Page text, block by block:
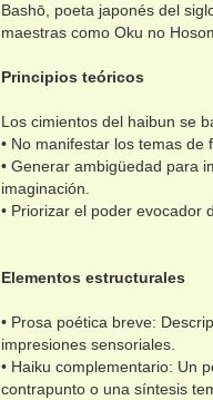
Bashō, poeta japonés del
maestras como Oku no
Principios teóricos
Los cimientos del haibun se
• No manifestar los temas
• Generar ambigüedad para
imaginación.
• Priorizar el poder evocador
Elementos estructurales
• Prosa poética breve:
impresiones sensoriales.
• Haiku complementario: Un
contrapunto o una síntesis